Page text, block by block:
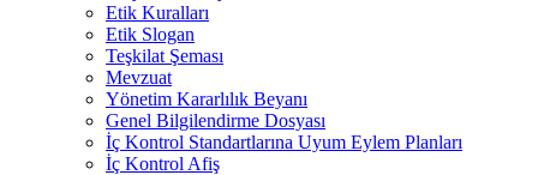
Etik Kuralları
Etik Slogan
Teşkilat Şeması
Mevzuat
Yönetim Kararlılık Beyanı
Genel Bilgilendirme Dosyası
İç Kontrol Standartlarına Uyum Eylem Planları
İç Kontrol Afiş